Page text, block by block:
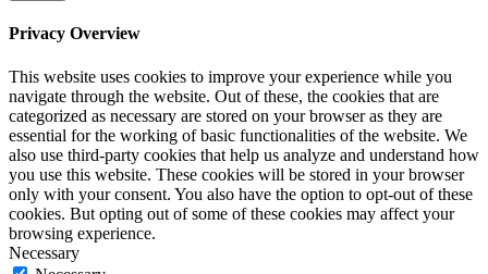
Privacy Overview
This website uses cookies to improve your experience while you
navigate through the website. Out of these, the cookies that are
categorized as necessary are stored on your browser as they are
essential for the working of basic functionalities of the website. We
also use third-party cookies that help us analyze and understand how
you use this website. These cookies will be stored in your browser
only with your consent. You also have the option to opt-out of these
cookies. But opting out of some of these cookies may affect your
browsing experience.
Necessary